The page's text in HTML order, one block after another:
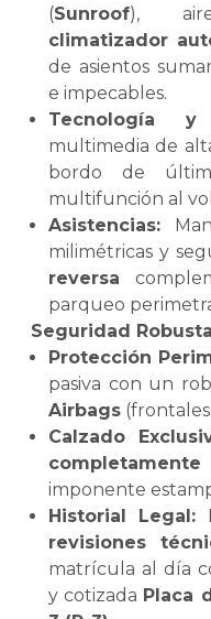
(Sunroof),
climatizador
de asientos
e impecables.
Tecnología y
multimedia de
bordo de
multifunción al
Asistencias:
milimétricas y
reversa
parqueo
Seguridad
Protección
pasiva con un
Airbags
Calzado
completamente
imponente
Historial Legal:
revisiones
matrícula al día
y cotizada Placa